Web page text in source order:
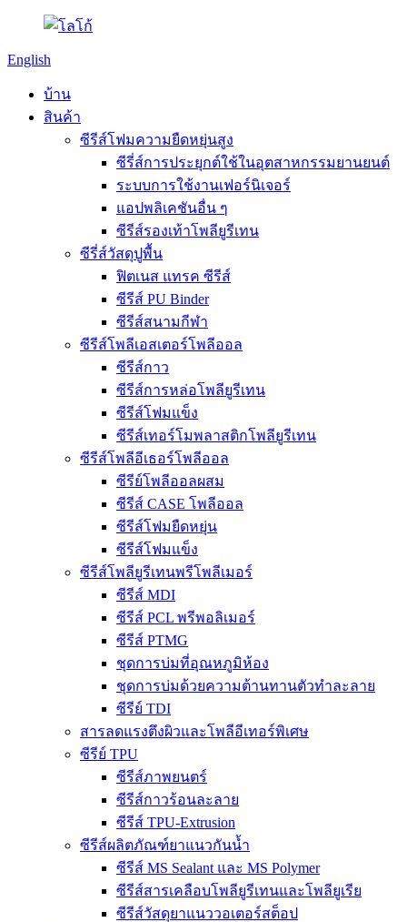
English
บ้าน
สินค้า
ซีรีส์โฟมความยืดหยุ่นสูง
ซีรี่ส์การประยุกต์ใช้ในอุตสาหกรรมยานยนต์
ระบบการใช้งานเฟอร์นิเจอร์
แอปพลิเคชันอื่น ๆ
ซีรีส์รองเท้าโพลียูรีเทน
ซีรี่ส์วัสดุปูพื้น
ฟิตเนส แทรค ซีรีส์
ซีรีส์ PU Binder
ซีรีส์สนามกีฬา
ซีรีส์โพลีเอสเตอร์โพลีออล
ซีรีส์กาว
ซีรีส์การหล่อโพลียูรีเทน
ซีรีส์โฟมแข็ง
ซีรีส์เทอร์โมพลาสติกโพลียูรีเทน
ซีรีส์โพลีอีเธอร์โพลีออล
ซีรีย์โพลีออลผสม
ซีรีส์ CASE โพลีออล
ซีรีส์โฟมยืดหยุ่น
ซีรีส์โฟมแข็ง
ซีรีส์โพลียูรีเทนพรีโพลีเมอร์
ซีรีส์ MDI
ซีรีส์ PCL พรีพอลิเมอร์
ซีรีส์ PTMG
ชุดการบ่มที่อุณหภูมิห้อง
ชุดการบ่มด้วยความต้านทานตัวทำละลาย
ซีรีย์ TDI
สารลดแรงตึงผิวและโพลีอีเทอร์พิเศษ
ซีรีย์ TPU
ซีรีส์ภาพยนตร์
ซีรีส์กาวร้อนละลาย
ซีรีส์ TPU-Extrusion
ซีรีส์ผลิตภัณฑ์ยาแนวกันน้ำ
ซีรีส์ MS Sealant และ MS Polymer
ซีรีส์สารเคลือบโพลียูรีเทนและโพลียูเรีย
ซีรีส์วัสดุยาแนววอเตอร์สต็อป